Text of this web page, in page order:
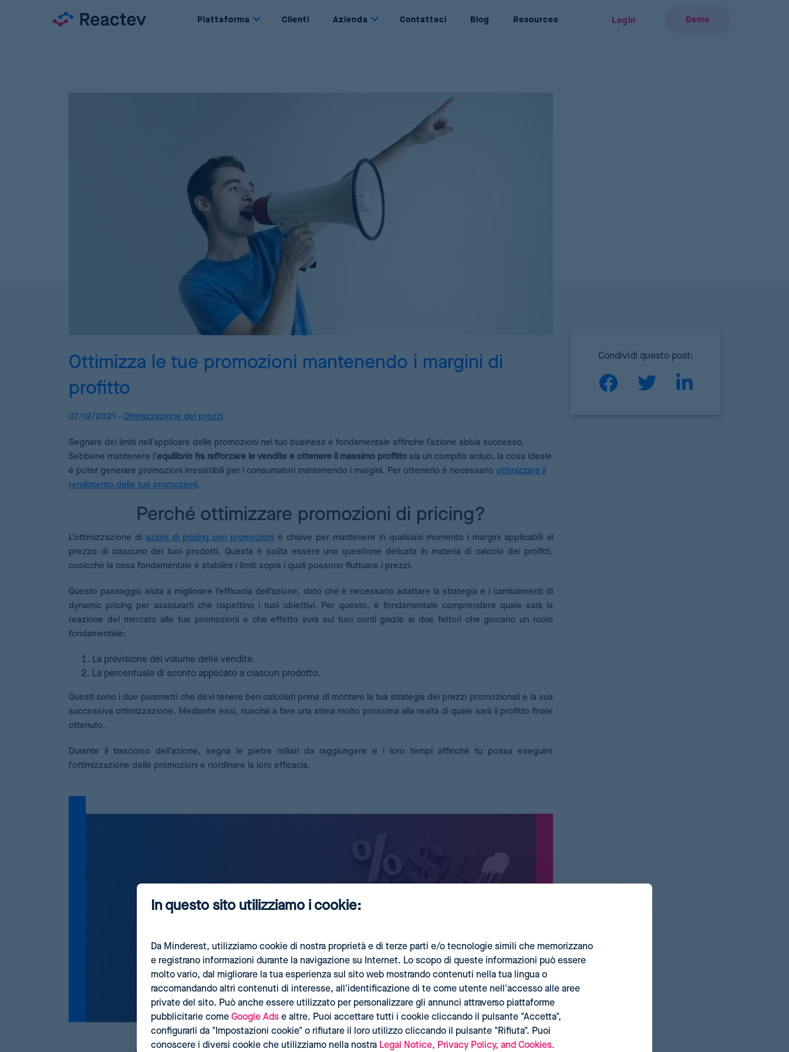
Piattaforma
Gestione completa del ciclo di vita del prezzo
Massimizzazione di vendite e profitti mediante
Promotion Optimization
Progettazione di promozioni redditizie e di
successo
Price Strategy Simulation
Simulazione di strategie con AI
Pricing Analytics
Dashboard di KPI di pricing
Calcolo dello stock ottimale per i tuoi prodotti
Clienti Azienda
I nostri partner
Join Us
Contattaci Blog Resources Login Demo
Ottimizza le tue promozioni mantenendo i margini di
profitto
07/12/2021 - Ottimizzazione dei prezzi
Segnare dei limiti nell’applicare delle promozioni nel tuo business è fondamentale affinché l’azione abbia successo.
Sebbene mantenere l’equilibrio fra rafforzare le vendite e ottenere il massimo profitto sia un compito arduo, la cosa ideale
è poter generare promozioni irresistibili per i consumatori mantenendo i margini. Per ottenerlo è necessario ottimizzare il
rendimento delle tue promozioni.
Perché ottimizzare promozioni di pricing?
L’ottimizzazione di azioni di pricing con promozioni è chiave per mantenere in qualsiasi momento i margini applicabili al
prezzo di ciascuno dei tuoi prodotti. Questa è solita essere una questione delicata in materia di calcolo dei profitti,
cosicché la cosa fondamentale è stabilire i limiti sopra i quali possono fluttuare i prezzi.
Questo passaggio aiuta a migliorare l’efficacia dell’azione, dato che è necessario adattare la strategia e i cambiamenti di
dynamic pricing per assicurarti che rispettino i tuoi obiettivi. Per questo, è fondamentale comprendere quale sarà la
reazione del mercato alle tue promozioni e che effetto avrà sui tuoi conti grazie ai due fattori che giocano un ruolo
fondamentale:
La previsione del volume delle vendite.
La percentuale di sconto applicato a ciascun prodotto.
Questi sono i due parametri che devi tenere ben calcolati prima di montare la tua strategia dei prezzi promozionali e la sua
successiva ottimizzazione. Mediante essi, riuscirai a fare una stima molto prossima alla realtà di quale sarà il profitto finale
ottenuto.
Durante il trascorso dell’azione, segna le pietre miliari da raggiungere e i loro tempi affinché tu possa eseguire
l’ottimizzazione delle promozioni e riordinare la loro efficacia.
Condividi questo post:
In questo sito utilizziamo i cookie:
Da Minderest, utilizziamo cookie di nostra proprietà e di terze parti e/o tecnologie simili che memorizzano
e registrano informazioni durante la navigazione su Internet. Lo scopo di queste informazioni può essere
molto vario, dal migliorare la tua esperienza sul sito web mostrando contenuti nella tua lingua o
raccomandando altri contenuti di interesse, all'identificazione di te come utente nell'accesso alle aree
private del sito. Può anche essere utilizzato per personalizzare gli annunci attraverso piattaforme
pubblicitarie come Google Ads e altre. Puoi accettare tutti i cookie cliccando il pulsante "Accetta",
configurarli da "Impostazioni cookie" o rifiutare il loro utilizzo cliccando il pulsante "Rifiuta". Puoi
conoscere i diversi cookie che utilizziamo nella nostra Legal Notice, Privacy Policy, and Cookies.